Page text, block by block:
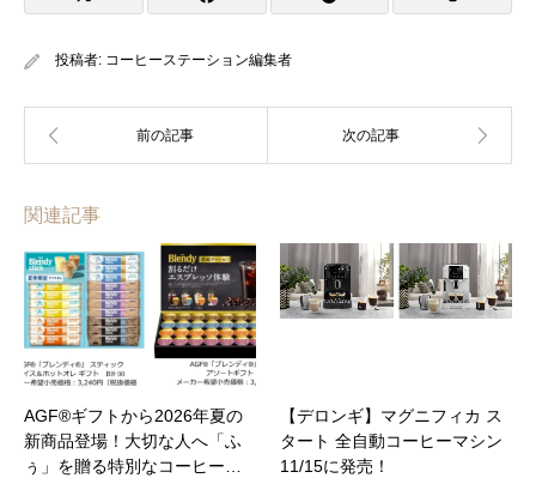
投稿者: コーヒーステーション編集者
関連記事
AGF®ギフトから2026年夏の
新商品登場！大切な人へ「ふ
ぅ」を贈る特別なコーヒー…
【デロンギ】マグニフィカ ス
タート 全自動コーヒーマシン
11/15に発売！